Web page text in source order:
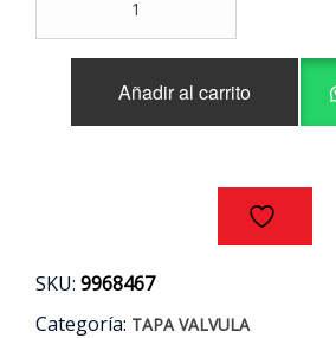
era:
$130.000.$99.990.
ORIGINAL
CITROEN
Añadir al carrito
SKU: 9968467
Categoría: TAPA VALVULA